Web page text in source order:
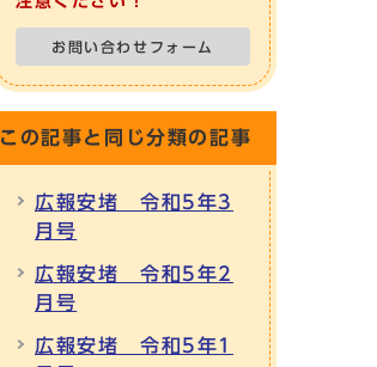
お問い合わせフォーム
この記事と同じ分類の記事
広報安堵 令和5年3
月号
広報安堵 令和5年2
月号
広報安堵 令和5年1